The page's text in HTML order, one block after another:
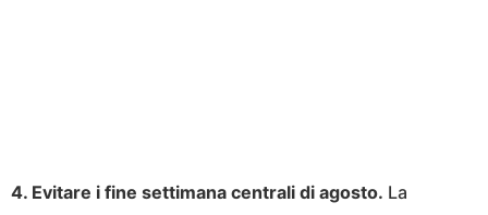
4. Evitare i fine settimana centrali di agosto. La